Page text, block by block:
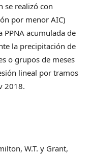
se realizó con
por menor AIC)
acumulada de
la precipitación de
o grupos de meses
lineal por tramos
2018.
W.T. y Grant,